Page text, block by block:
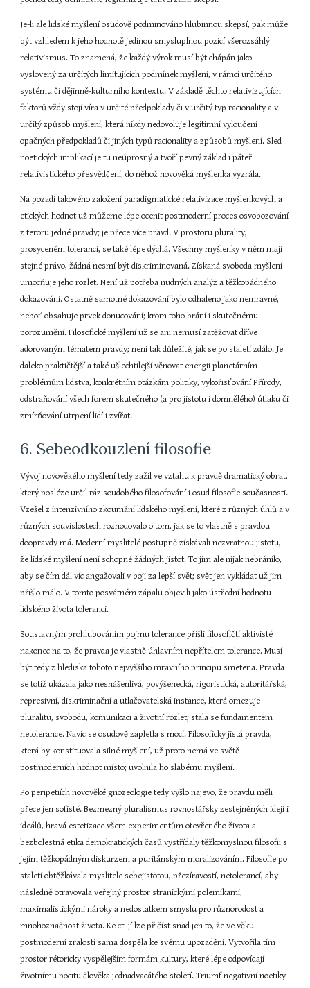
Je-li ale lidské myšlení osudově podminováno hlubinnou skepsí, pak může
být vzhledem k jeho hodnotě jedinou smysluplnou pozicí všerozsáhlý
relativismus. To znamená, že každý výrok musí být chápán jako
vyslovený za určitých limitujících podmínek myšlení, v rámci určitého
systému či dějinně-kulturního kontextu. V základě těchto relativizujících
faktorů vždy stojí víra v určité předpoklady či v určitý typ racionality a v
určitý způsob myšlení, která nikdy nedovoluje legitimní vyloučení
opačných předpokladů či jiných typů racionality a způsobů myšlení. Sled
noetických implikací je tu neúprosný a tvoří pevný základ i páteř
relativistického přesvědčení, do něhož novověká myšlenka vyzrála.
Na pozadí takového založení paradigmatické relativizace myšlenkových a
etických hodnot už můžeme lépe ocenit postmoderní proces osvobozování
z teroru jedné pravdy; je přece více pravd. V prostoru plurality,
prosyceném tolerancí, se také lépe dýchá. Všechny myšlenky v něm mají
stejné právo, žádná nesmí být diskriminovaná. Získaná svoboda myšlení
umocňuje jeho rozlet. Není už potřeba nudných analýz a těžkopádného
dokazování. Ostatně samotné dokazování bylo odhaleno jako nemravné,
neboť obsahuje prvek donucování; krom toho brání i skutečnému
porozumění. Filosofické myšlení už se ani nemusí zatěžovat dříve
adorovaným tématem pravdy; není tak důležité, jak se po staletí zdálo. Je
daleko praktičtější a také ušlechtilejší věnovat energii planetárním
problémům lidstva, konkrétním otázkám politiky, vykořisťování Přírody,
odstraňování všech forem skutečného (a pro jistotu i domnělého) útlaku či
zmírňování utrpení lidí i zvířat.
6. Sebeodkouzlení filosofie
Vývoj novověkého myšlení tedy zažil ve vztahu k pravdě dramatický obrat,
který posléze určil ráz soudobého filosofování i osud filosofie současnosti.
Vzešel z intenzivního zkoumání lidského myšlení, které z různých úhlů a v
různých souvislostech rozhodovalo o tom, jak se to vlastně s pravdou
doopravdy má. Moderní myslitelé postupně získávali nezvratnou jistotu,
že lidské myšlení není schopné žádných jistot. To jim ale nijak nebránilo,
aby se čím dál víc angažovali v boji za lepší svět; svět jen vykládat už jim
přišlo málo. V tomto posvátném zápalu objevili jako ústřední hodnotu
lidského života toleranci.
Soustavným prohlubováním pojmu tolerance přišli filosofičtí aktivisté
nakonec na to, že pravda je vlastně úhlavním nepřítelem tolerance. Musí
být tedy z hlediska tohoto nejvyššího mravního principu smetena. Pravda
se totiž ukázala jako nesnášenlivá, povýšenecká, rigoristická, autoritářská,
represivní, diskriminační a utlačovatelská instance, která omezuje
pluralitu, svobodu, komunikaci a životní rozlet; stala se fundamentem
netolerance. Navíc se osudově zapletla s mocí. Filosoficky jistá pravda,
která by konstituovala silné myšlení, už proto nemá ve světě
postmoderních hodnot místo; uvolnila ho slabému myšlení.
Po peripetiích novověké gnozeologie tedy vyšlo najevo, že pravdu měli
přece jen sofisté. Bezmezný pluralismus rovnostářsky zestejněných idejí i
ideálů, hravá estetizace všem experimentům otevřeného života a
bezbolestná etika demokratických časů vystřídaly těžkomyslnou filosofii s
jejím těžkopádným diskurzem a puritánským moralizováním. Filosofie po
staletí obtěžkávala myslitele sebejistotou, přezíravostí, netolerancí, aby
následně otravovala veřejný prostor stranickými polemikami,
maximalistickými nároky a nedostatkem smyslu pro různorodost a
mnohoznačnost života. Ke cti jí lze přičíst snad jen to, že ve věku
postmoderní zralosti sama dospěla ke svému upozadění. Vytvořila tím
prostor rétoricky vyspělejším formám kultury, které lépe odpovídají
životnímu pocitu člověka jednadvacátého století. Triumf negativní noetiky